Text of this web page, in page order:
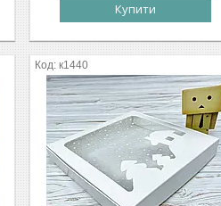
Купити
к1440